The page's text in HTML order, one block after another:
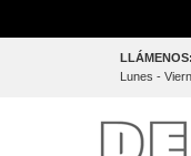
Lunes -